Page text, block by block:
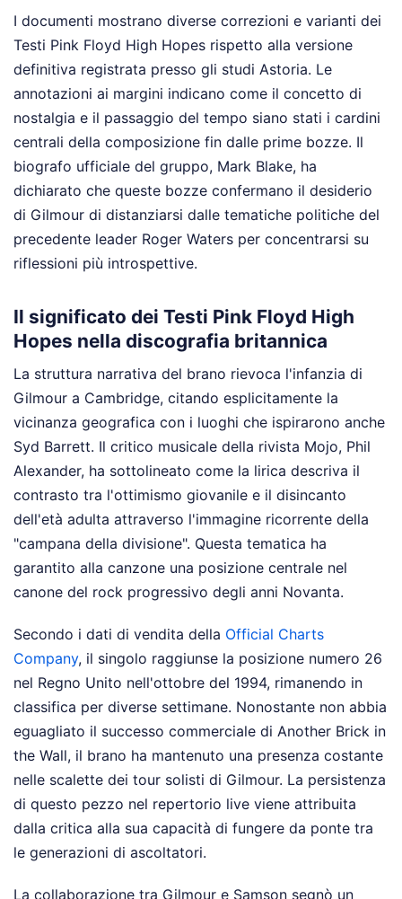
I documenti mostrano diverse correzioni e varianti dei
Testi Pink Floyd High Hopes rispetto alla versione
definitiva registrata presso gli studi Astoria. Le
annotazioni ai margini indicano come il concetto di
nostalgia e il passaggio del tempo siano stati i cardini
centrali della composizione fin dalle prime bozze. Il
biografo ufficiale del gruppo, Mark Blake, ha
dichiarato che queste bozze confermano il desiderio
di Gilmour di distanziarsi dalle tematiche politiche del
precedente leader Roger Waters per concentrarsi su
riflessioni più introspettive.
Il significato dei Testi Pink Floyd High
Hopes nella discografia britannica
La struttura narrativa del brano rievoca l'infanzia di
Gilmour a Cambridge, citando esplicitamente la
vicinanza geografica con i luoghi che ispirarono anche
Syd Barrett. Il critico musicale della rivista Mojo, Phil
Alexander, ha sottolineato come la lirica descriva il
contrasto tra l'ottimismo giovanile e il disincanto
dell'età adulta attraverso l'immagine ricorrente della
"campana della divisione". Questa tematica ha
garantito alla canzone una posizione centrale nel
canone del rock progressivo degli anni Novanta.
Secondo i dati di vendita della Official Charts
Company, il singolo raggiunse la posizione numero 26
nel Regno Unito nell'ottobre del 1994, rimanendo in
classifica per diverse settimane. Nonostante non abbia
eguagliato il successo commerciale di Another Brick in
the Wall, il brano ha mantenuto una presenza costante
nelle scalette dei tour solisti di Gilmour. La persistenza
di questo pezzo nel repertorio live viene attribuita
dalla critica alla sua capacità di fungere da ponte tra
le generazioni di ascoltatori.
La collaborazione tra Gilmour e Samson segnò un